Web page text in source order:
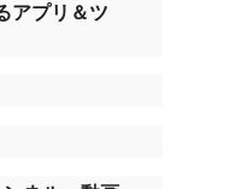
アプリ＆ツ